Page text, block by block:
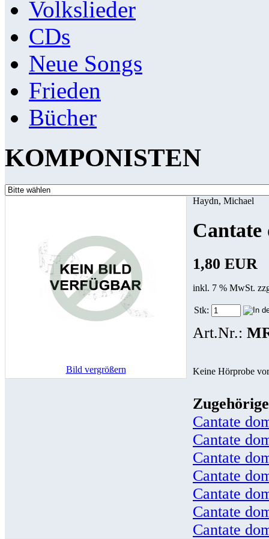
Volkslieder
CDs
Neue Songs
Frieden
Bücher
KOMPONISTEN
Bild vergrößern
Haydn, Michael
Cantate
1,80 EUR
inkl. 7 % MwSt.
Stk:
Art.Nr.:
Keine Hörprobe
Cantate
Cantate
Cantate
Cantate
Cantate
Cantate
Cantate